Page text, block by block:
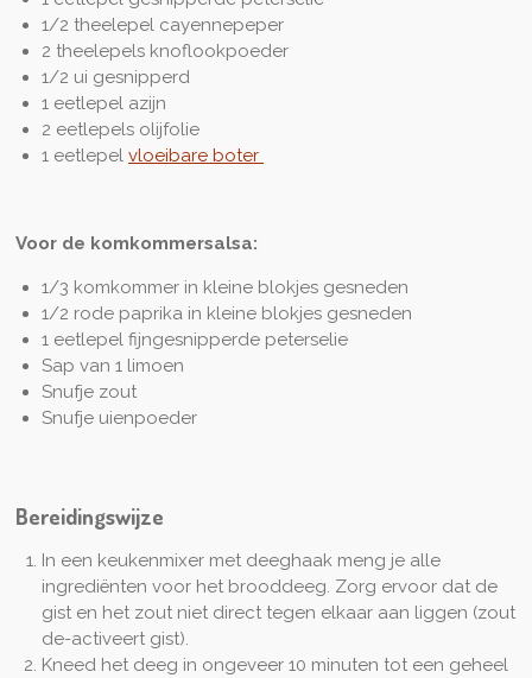
1/2 theelepel cayennepeper
2 theelepels knoflookpoeder
1/2 ui gesnipperd
1 eetlepel azijn
2 eetlepels olijfolie
1 eetlepel vloeibare boter
Voor de komkommersalsa:
1/3 komkommer in kleine blokjes gesneden
1/2 rode paprika in kleine blokjes gesneden
1 eetlepel fijngesnipperde peterselie
Sap van 1 limoen
Snufje zout
Snufje uienpoeder
Bereidingswijze
In een keukenmixer met deeghaak meng je alle
ingrediënten voor het brooddeeg. Zorg ervoor dat de
gist en het zout niet direct tegen elkaar aan liggen (zout
de-activeert gist).
Kneed het deeg in ongeveer 10 minuten tot een geheel